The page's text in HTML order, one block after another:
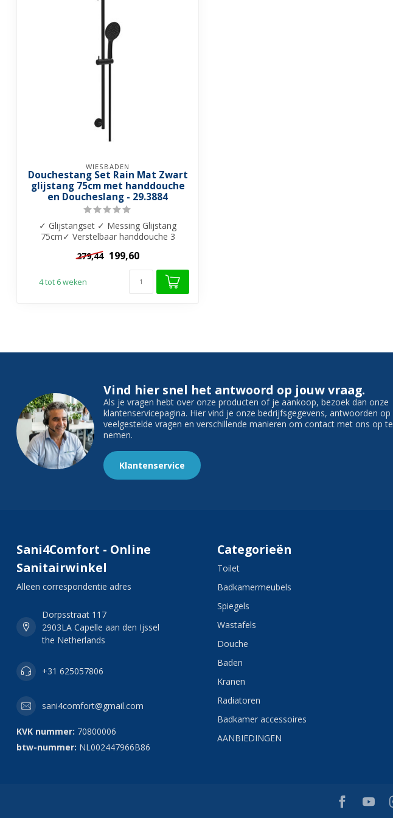
WIESBADEN
Douchestang Set Rain Mat Zwart
glijstang 75cm met handdouche
en Doucheslang - 29.3884
✓ Glijstangset ✓ Messing Glijstang
75cm✓ Verstelbaar handdouche 3
279,44 199,60
4 tot 6 weken
Vind hier snel het antwoord op jouw vraag.
Als je vragen hebt over onze producten of je aankoop, bezoek dan onze
klantenservicepagina. Hier vind je onze bedrijfsgegevens, antwoorden op
veelgestelde vragen en verschillende manieren om contact met ons op te
nemen.
Klantenservice
Sani4Comfort - Online
Sanitairwinkel
Alleen correspondentie adres
Dorpsstraat 117
2903LA Capelle aan den Ijssel
the Netherlands
+31 625057806
sani4comfort@gmail.com
KVK nummer: 70800006
btw-nummer: NL002447966B86
Categorieën
Toilet
Badkamermeubels
Spiegels
Wastafels
Douche
Baden
Kranen
Radiatoren
Badkamer accessoires
AANBIEDINGEN